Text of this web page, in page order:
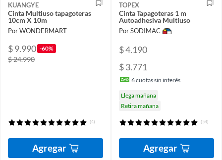
KUANGYE
Cinta Multiuso tapagoteras
10cm X 10m
Por WONDERMART
$ 9.990 -60%
$ 24.990
(4)
Agregar
TOPEX
Cinta Tapagoteras 1 m
Autoadhesiva Multiuso
Por SODIMAC
$ 4.190
$ 3.771
6cuotas sin interés
Llega mañana
Retira mañana
(54)
Agregar